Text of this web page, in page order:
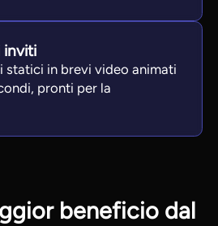
inviti
statici in brevi video animati
pronti per la
beneficio dal